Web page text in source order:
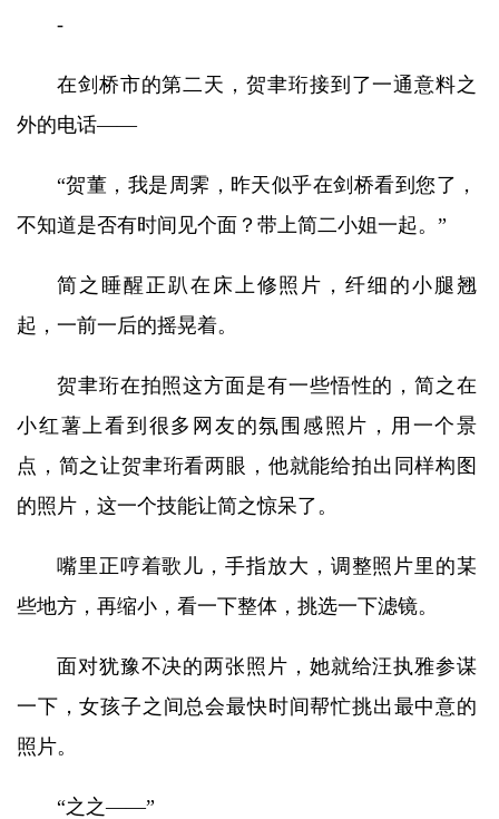
-
在剑桥市的第二天，贺聿珩接到了一通意料之
外的电话——
“贺董，我是周霁，昨天似乎在剑桥看到您了，
不知道是否有时间见个面？带上简二小姐一起。”
简之睡醒正趴在床上修照片，纤细的小腿翘
起，一前一后的摇晃着。
贺聿珩在拍照这方面是有一些悟性的，简之在
小红薯上看到很多网友的氛围感照片，用一个景
点，简之让贺聿珩看两眼，他就能给拍出同样构图
的照片，这一个技能让简之惊呆了。
嘴里正哼着歌儿，手指放大，调整照片里的某
些地方，再缩小，看一下整体，挑选一下滤镜。
面对犹豫不决的两张照片，她就给汪执雅参谋
一下，女孩子之间总会最快时间帮忙挑出最中意的
照片。
“之之——”